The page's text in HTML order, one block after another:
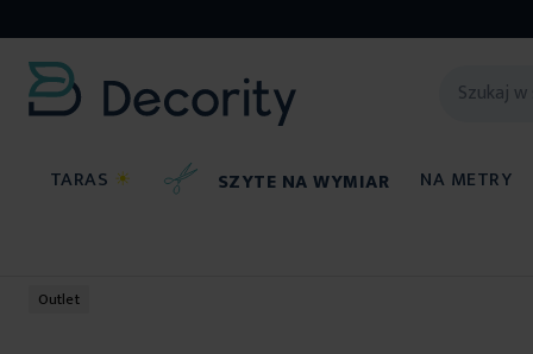
TARAS ☀ SZYTE NA WYMIAR NA METRY
Outlet